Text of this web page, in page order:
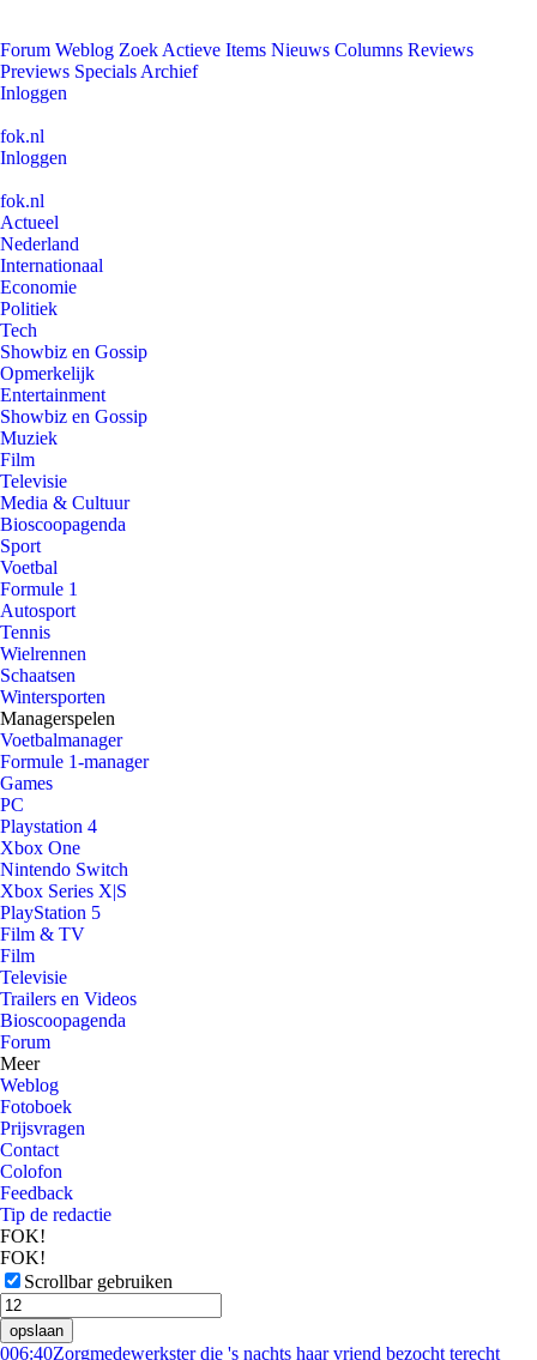
Forum Weblog Zoek Actieve Items Nieuws Columns Reviews
Previews Specials Archief
Inloggen
fok.nl
Inloggen
fok.nl
Actueel
Nederland
Internationaal
Economie
Politiek
Tech
Showbiz en Gossip
Opmerkelijk
Entertainment
Showbiz en Gossip
Muziek
Film
Televisie
Media & Cultuur
Bioscoopagenda
Sport
Voetbal
Formule 1
Autosport
Tennis
Wielrennen
Schaatsen
Wintersporten
Managerspelen
Voetbalmanager
Formule 1-manager
Games
PC
Playstation 4
Xbox One
Nintendo Switch
Xbox Series X|S
PlayStation 5
Film & TV
Film
Televisie
Trailers en Videos
Bioscoopagenda
Forum
Meer
Weblog
Fotoboek
Prijsvragen
Contact
Colofon
Feedback
Tip de redactie
FOK!
FOK!
Scrollbar gebruiken
opslaan
006:40Zorgmedewerkster die 's nachts haar vriend bezocht terecht